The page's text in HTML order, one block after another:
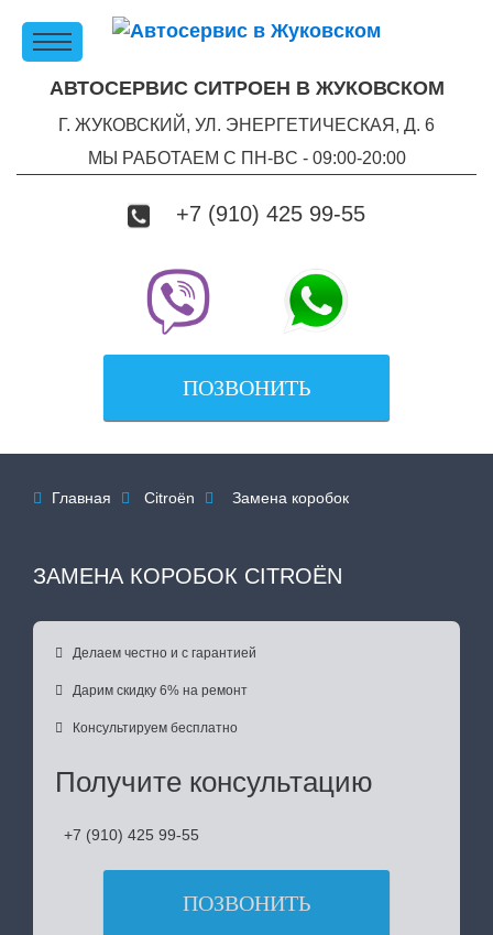
АВТОСЕРВИС СИТРОЕН В ЖУКОВСКОМ
Г. ЖУКОВСКИЙ, УЛ. ЭНЕРГЕТИЧЕСКАЯ, Д. 6
МЫ РАБОТАЕМ С ПН-ВC - 09:00-20:00
+7 (910) 425 99-55
ПОЗВОНИТЬ
 Главная  Citroën  Замена коробок
ЗАМЕНА КОРОБОК CITROËN
 Делаем честно и с гарантией
 Дарим скидку 6% на ремонт
 Консультируем бесплатно
Получите консультацию
+7 (910) 425 99-55
ПОЗВОНИТЬ